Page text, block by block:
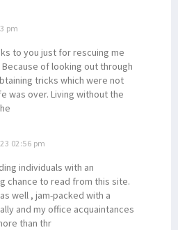
pm
to you just for rescuing me
of looking out through
tricks which were not
was over. Living without the
02:56 pm
individuals with an
chance to read from this site.
well , jam-packed with a
and my office acquaintances
than thr